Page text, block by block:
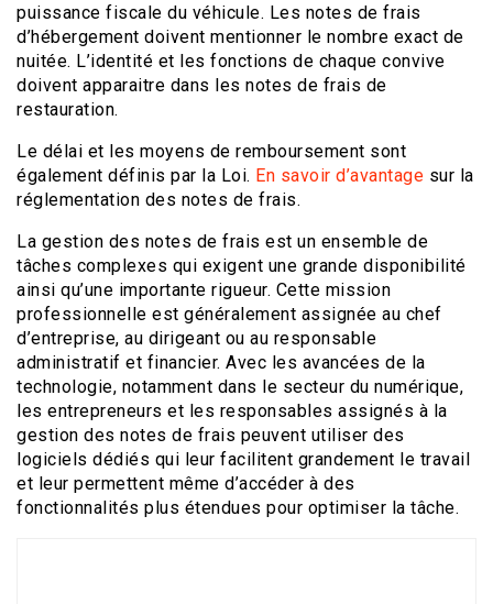
puissance fiscale du véhicule. Les notes de frais
d’hébergement doivent mentionner le nombre exact de
nuitée. L’identité et les fonctions de chaque convive
doivent apparaitre dans les notes de frais de
restauration.
Le délai et les moyens de remboursement sont
également définis par la Loi. En savoir d’avantage sur la
réglementation des notes de frais.
La gestion des notes de frais est un ensemble de
tâches complexes qui exigent une grande disponibilité
ainsi qu’une importante rigueur. Cette mission
professionnelle est généralement assignée au chef
d’entreprise, au dirigeant ou au responsable
administratif et financier. Avec les avancées de la
technologie, notamment dans le secteur du numérique,
les entrepreneurs et les responsables assignés à la
gestion des notes de frais peuvent utiliser des
logiciels dédiés qui leur facilitent grandement le travail
et leur permettent même d’accéder à des
fonctionnalités plus étendues pour optimiser la tâche.